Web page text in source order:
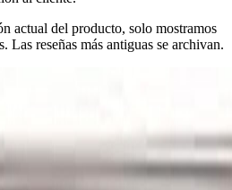
actual del producto, solo mostramos
Las reseñas más antiguas se archivan.